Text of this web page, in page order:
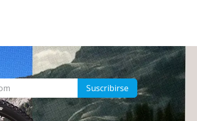
Suscribirse